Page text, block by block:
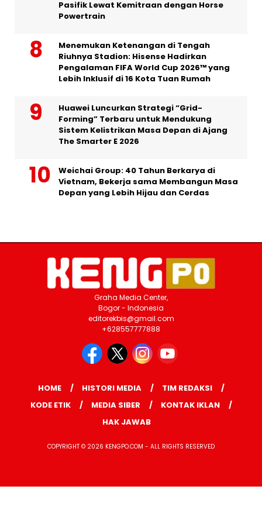
Pasifik Lewat Kemitraan dengan Horse
Powertrain
Menemukan Ketenangan di Tengah
Riuhnya Stadion: Hisense Hadirkan
Pengalaman FIFA World Cup 2026™ yang
Lebih Inklusif di 16 Kota Tuan Rumah
Huawei Luncurkan Strategi “Grid-
Forming” Terbaru untuk Mendukung
Sistem Kelistrikan Masa Depan di Ajang
The Smarter E 2026
Weichai Group: 40 Tahun Berkarya di
Vietnam, Bekerja sama Membangun Masa
Depan yang Lebih Hijau dan Cerdas
Graha Media Center,
Bogor - Indonesia
editorekbis@gmail.com
+628557777888
HOME HISTORI MEDIA
TIM REDAKSI
KODE ETIK
MEDIA SIBER
KONTAK IKLAN
HAK JAWAB
COPYRIGHT © 2026 KENGPO.COM - ALL RIGHTS RESERVED